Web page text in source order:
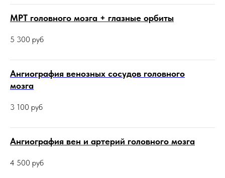
МРТ головного мозга + глазные орбиты
5 300 руб
Ангиография венозных сосудов головного
мозга
3 100 руб
Ангиография вен и артерий головного мозга
4 500 руб